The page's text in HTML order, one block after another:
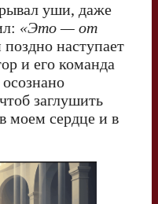
уши, даже
«Это — от
наступает
и его команда
заглушить
моем сердце и в